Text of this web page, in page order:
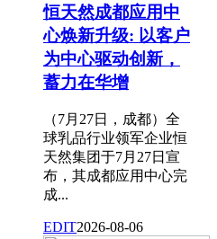
恒天然成都应用中
心焕新升级: 以客户
为中心驱动创新，
蓄力在华增
（7月27日，成都）全
球乳品行业领军企业恒
天然集团于7月27日宣
布，其成都应用中心完
成...
EDIT2026-08-06